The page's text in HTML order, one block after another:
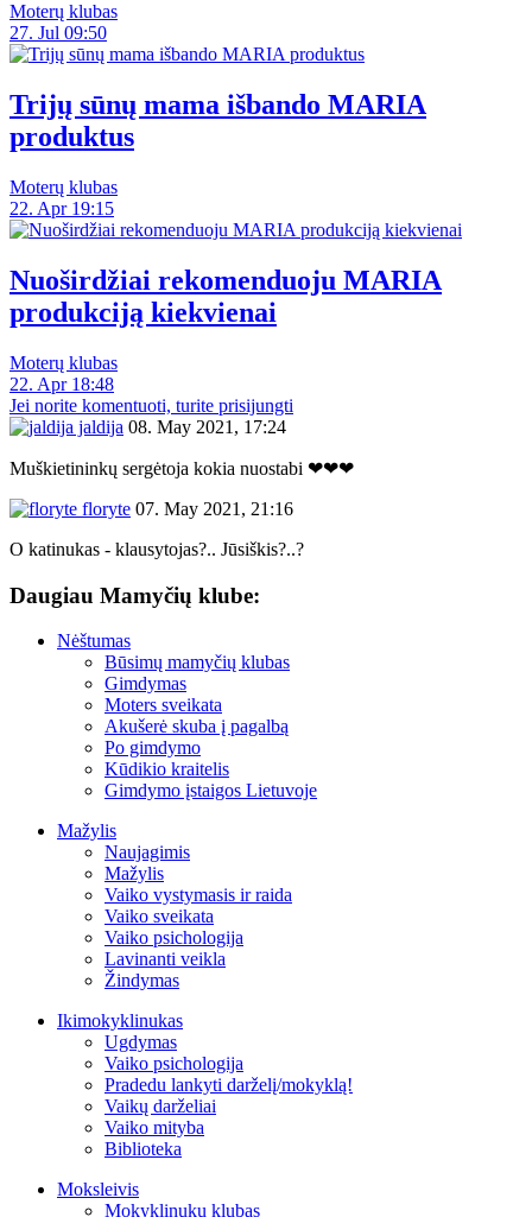
Moterų klubas
27. Jul 09:50
Trijų sūnų mama išbando MARIA
produktus
Moterų klubas
22. Apr 19:15
Nuoširdžiai rekomenduoju MARIA
produkciją kiekvienai
Moterų klubas
22. Apr 18:48
Jei norite komentuoti, turite prisijungti
jaldija 08. May 2021, 17:24
Muškietininkų sergėtoja kokia nuostabi ❤❤❤
floryte 07. May 2021, 21:16
O katinukas - klausytojas?.. Jūsiškis?..?
Daugiau Mamyčių klube:
Nėštumas
Būsimų mamyčių klubas
Gimdymas
Moters sveikata
Akušerė skuba į pagalbą
Po gimdymo
Kūdikio kraitelis
Gimdymo įstaigos Lietuvoje
Mažylis
Naujagimis
Mažylis
Vaiko vystymasis ir raida
Vaiko sveikata
Vaiko psichologija
Lavinanti veikla
Žindymas
Ikimokyklinukas
Ugdymas
Vaiko psichologija
Pradedu lankyti darželį/mokyklą!
Vaikų darželiai
Vaiko mityba
Biblioteka
Moksleivis
Mokyklinukų klubas